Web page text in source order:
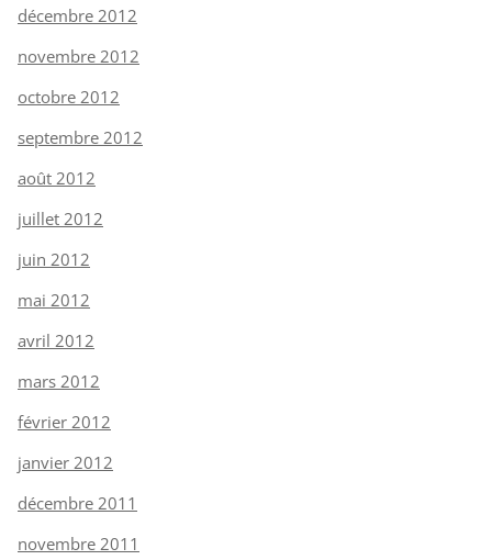
décembre 2012
novembre 2012
octobre 2012
septembre 2012
août 2012
juillet 2012
juin 2012
mai 2012
avril 2012
mars 2012
février 2012
janvier 2012
décembre 2011
novembre 2011